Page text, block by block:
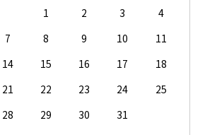
1 2 3
4
7 8 9 10
11
14 15 16 17
18
21 22 23 24
25
28 29 30 31